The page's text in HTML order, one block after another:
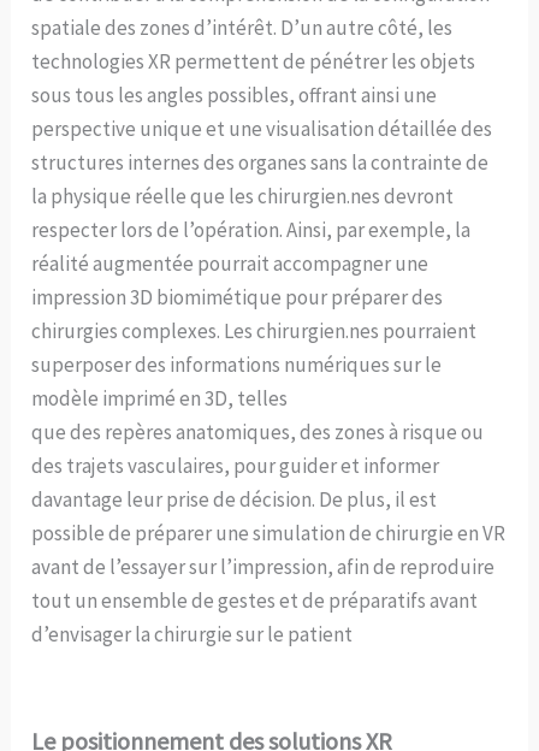
spatiale des zones d’intérêt. D’un autre côté, les
technologies XR permettent de pénétrer les objets
sous tous les angles possibles, offrant ainsi une
perspective unique et une visualisation détaillée des
structures internes des organes sans la contrainte de
la physique réelle que les chirurgien.nes devront
respecter lors de l’opération. Ainsi, par exemple, la
réalité augmentée pourrait accompagner une
impression 3D biomimétique pour préparer des
chirurgies complexes. Les chirurgien.nes pourraient
superposer des informations numériques sur le
modèle imprimé en 3D, telles
que des repères anatomiques, des zones à risque ou
des trajets vasculaires, pour guider et informer
davantage leur prise de décision. De plus, il est
possible de préparer une simulation de chirurgie en VR
avant de l’essayer sur l’impression, afin de reproduire
tout un ensemble de gestes et de préparatifs avant
d’envisager la chirurgie sur le patient
Le positionnement des solutions XR